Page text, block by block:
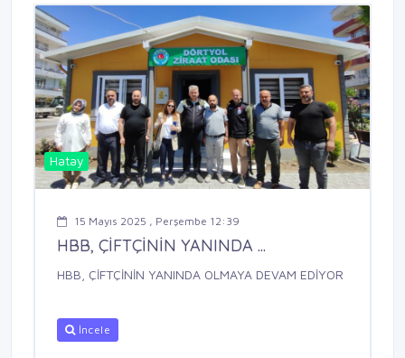
Hatay
15 Mayıs 2025 , Perşembe 12:39
HBB, ÇİFTÇİNİN YANINDA ...
HBB, ÇİFTÇİNİN YANINDA OLMAYA DEVAM EDİYOR
İncele